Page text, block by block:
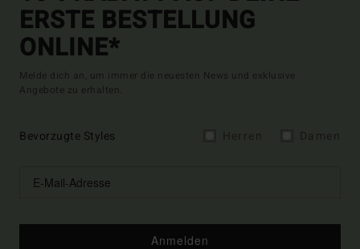
ERSTE BESTELLUNG
ONLINE*
Melde dich an, um immer die neuesten News und exklusive
Angebote zu erhalten.
Bevorzugte Styles
Anmelden